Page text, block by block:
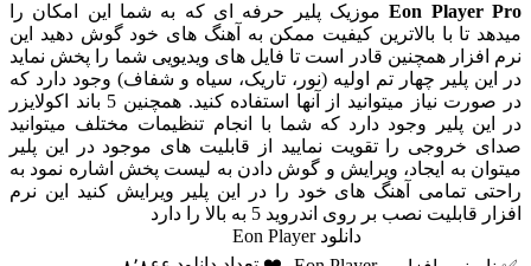
Eon Player Proموزیک پلیر حرفه ای که به شما این امکان را
میدهد تا با بالاترین کیفیت ممکن به آهنگ های خود گوش دهید این
نرم افزار همچنین قادر است تا فایل های ویدیویی شما را پخش نماید
در این پلیر چهار تم اولیه (نور، تاریک، سیاه و شفاف) وجود دارد که
در صورت نیاز میتوانید از آنها استفاده کنید. همچنین 5 باند اکولایزر
در این پلیر وجود دارد که شما با انجام تنظیمات مختلف میتوانید
صدای خروجی را تقویت نمایید از قابلیت های موجود در این پلیر
میتوان به ایجاد، ویرایش و گوش دادن به لیست پخش اشاره نمود به
راحتی تمامی آهنگ های خود را در این پلیر ویرایش کنید این نرم
افزار قابلیت نصب بر روی اندروید 5 به بالا را دارد
دانلود Eon Player